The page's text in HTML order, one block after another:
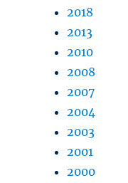
2018
2013
2010
2008
2007
2004
2003
2001
2000